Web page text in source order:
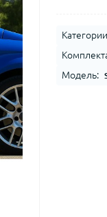
Модель: